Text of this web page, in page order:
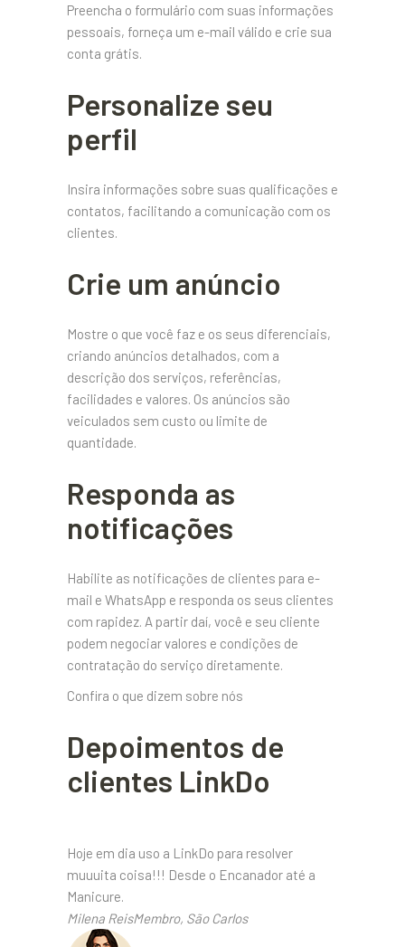
Preencha o formulário com suas informações
pessoais, forneça um e-mail válido e crie sua
conta grátis.
Personalize seu
perfil
Insira informações sobre suas qualificações e
contatos, facilitando a comunicação com os
clientes.
Crie um anúncio
Mostre o que você faz e os seus diferenciais,
criando anúncios detalhados, com a
descrição dos serviços, referências,
facilidades e valores. Os anúncios são
veiculados sem custo ou limite de
quantidade.
Responda as
notificações
Habilite as notificações de clientes para e-
mail e WhatsApp e responda os seus clientes
com rapidez. A partir daí, você e seu cliente
podem negociar valores e condições de
contratação do serviço diretamente.
Confira o que dizem sobre nós
Depoimentos de
clientes LinkDo
Hoje em dia uso a LinkDo para resolver
muuuita coisa!!! Desde o Encanador até a
Manicure.
Milena ReisMembro, São Carlos